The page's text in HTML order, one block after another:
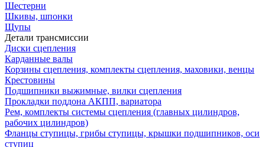
Шестерни
Шкивы, шпонки
Щупы
Детали трансмиссии
Диски сцепления
Карданные валы
Корзины сцепления, комплекты сцепления, маховики, венцы
Крестовины
Подшипники выжимные, вилки сцепления
Прокладки поддона АКПП, вариатора
Рем, комплекты системы сцепления (главных цилиндров,
рабочих цилиндров)
Фланцы ступицы, грибы ступицы, крышки подшипников, оси
ступиц